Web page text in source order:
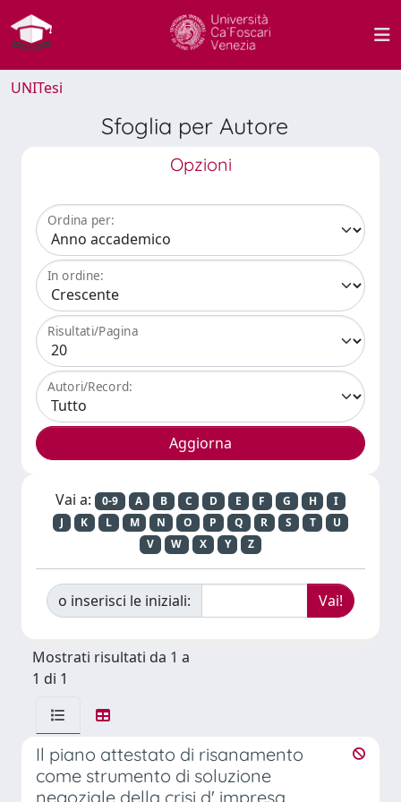
UNITesi
Sfoglia per Autore
Opzioni
Ordina per:
In ordine:
Risultati/Pagina
Autori/Record:
Vai a: 0-9 A B C D E F G H
I
J
K L M N O P Q R S T
U
V
W X Y Z
o inserisci le iniziali:
Mostrati risultati da 1 a
1 di 1
Il piano attestato di risanamento
come strumento di soluzione
negoziale della crisi d' impresa.